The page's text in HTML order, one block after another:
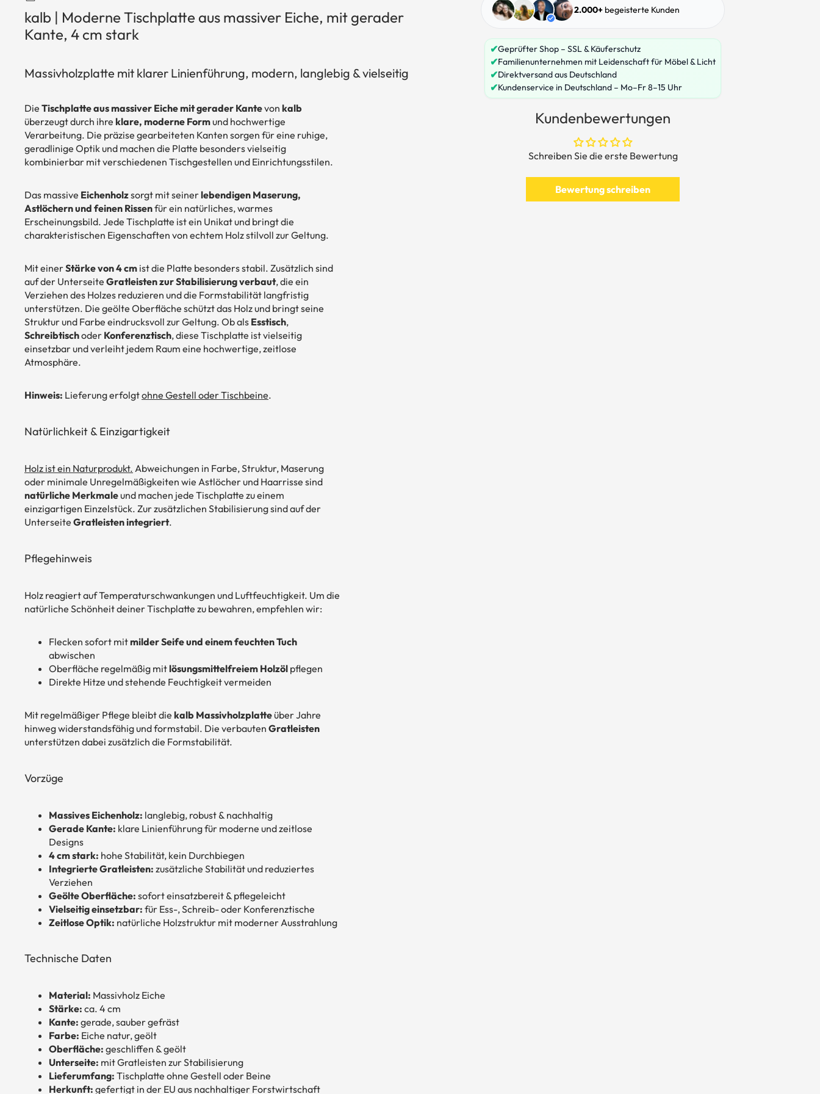
Kaminholzständer
Holzbriketts & Feuerholz
Gartenbänke
Gartenstühle
ntisch
Garte
nweg
e
ne
n
kalb | Moderne Tischplatte aus massiver Eiche, mit gerader
Kante, 4 cm stark
Massivholzplatte mit klarer Linienführung, modern, langlebig & vielseitig
Die Tischplatte aus massiver Eiche mit gerader Kantevon kalb
überzeugt durch ihre klare, moderne Formund hochwertige
Verarbeitung. Die präzise gearbeiteten Kanten sorgen für eine ruhige,
geradlinige Optik und machen die Platte besonders vielseitig
kombinierbar mit verschiedenen Tischgestellen und Einrichtungsstilen.
Das massive Eichenholzsorgt mit seinerlebendigen Maserung,
Astlöchern und feinen Rissenfür ein natürliches, warmes
Erscheinungsbild. Jede Tischplatte ist ein Unikat und bringt die
charakteristischen Eigenschaften von echtem Holz stilvoll zur Geltung.
Mit einerStärke von 4 cm ist die Platte besonders stabil. Zusätzlich sind
auf der Unterseite Gratleisten zur Stabilisierung verbaut, die ein
Verziehen des Holzes reduzieren und die Formstabilität langfristig
unterstützen. Die geölte Oberfläche schützt das Holz und bringt seine
Struktur und Farbe eindrucksvoll zur Geltung. Ob als Esstisch,
Schreibtischoder Konferenztisch, diese Tischplatte ist vielseitig
einsetzbar und verleiht jedem Raum eine hochwertige, zeitlose
Atmosphäre.
Hinweis: Lieferung erfolgtohne Gestell oder Tischbeine.
Natürlichkeit & Einzigartigkeit
Holz ist ein Naturprodukt. Abweichungen in Farbe, Struktur, Maserung
oder minimale Unregelmäßigkeiten wie Astlöcher und Haarrisse sind
natürliche Merkmaleund machen jede Tischplatte zu einem
einzigartigen Einzelstück. Zur zusätzlichen Stabilisierung sind auf der
Unterseite Gratleisten integriert.
Pflegehinweis
Holz reagiert auf Temperaturschwankungen und Luftfeuchtigkeit. Um die
natürliche Schönheit deiner Tischplatte zu bewahren, empfehlen wir:
Flecken sofort mitmilder Seife und einem feuchten Tuch
abwischen
Oberfläche regelmäßig mitlösungsmittelfreiem Holzöl pflegen
Direkte Hitze und stehende Feuchtigkeit vermeiden
Mit regelmäßiger Pflege bleibt die kalb Massivholzplatteüber Jahre
hinweg widerstandsfähig und formstabil. Die verbauten Gratleisten
unterstützen dabei zusätzlich die Formstabilität.
Vorzüge
Massives Eichenholz: langlebig, robust & nachhaltig
Gerade Kante: klare Linienführung für moderne und zeitlose
Designs
4 cm stark: hohe Stabilität, kein Durchbiegen
Integrierte Gratleisten: zusätzliche Stabilität und reduziertes
Verziehen
Geölte Oberfläche: sofort einsatzbereit & pflegeleicht
Vielseitig einsetzbar: für Ess-, Schreib- oder Konferenztische
Zeitlose Optik: natürliche Holzstruktur mit moderner Ausstrahlung
Technische Daten
Material: Massivholz Eiche
Stärke: ca. 4 cm
Kante: gerade, sauber gefräst
Farbe: Eiche natur, geölt
Oberfläche: geschliffen & geölt
Unterseite: mit Gratleisten zur Stabilisierung
Lieferumfang: Tischplatte ohne Gestell oder Beine
Herkunft: gefertigt in der EU aus nachhaltiger Forstwirtschaft
2.000+ begeisterte Kunden
✔Geprüfter Shop – SSL & Käuferschutz
✔Familienunternehmen mit Leidenschaft für Möbel & Licht
✔Direktversand aus Deutschland
✔Kundenservice in Deutschland – Mo–Fr 8–15 Uhr
Kundenbewertungen
Schreiben Sie die erste Bewertung
Bewertung schreiben